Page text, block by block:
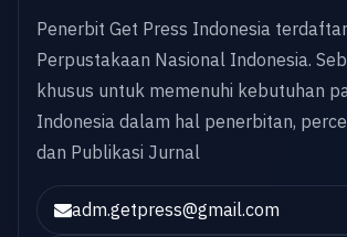
Penerbit Get Press Indonesia
Perpustakaan Nasional Indonesia.
khusus untuk memenuhi kebutuhan
Indonesia dalam hal penerbitan,
dan Publikasi Jurnal
adm.getpress@gmail.com